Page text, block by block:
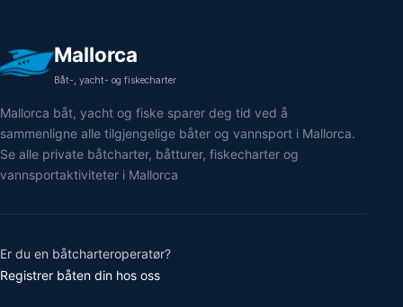
Mallorca
Båt-, yacht- og fiskecharter
Mallorca båt, yacht og fiske sparer deg tid ved å
sammenligne alle tilgjengelige båter og vannsport i Mallorca.
Se alle private båtcharter, båtturer, fiskecharter og
vannsportaktiviteter i Mallorca
Er du en båtcharteroperatør?
Registrer båten din hos oss